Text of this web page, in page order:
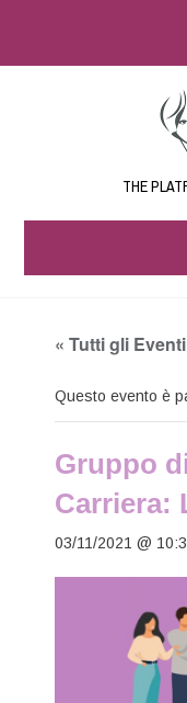
THE
« Tutti gli Eventi
Questo evento è
Gruppo
Carriera:
03/11/2021 @